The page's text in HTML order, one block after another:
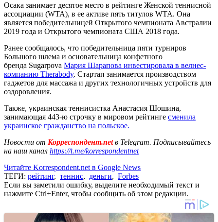
Осака занимает десятое место в рейтинге Женской теннисной
ассоциации (WTA), в ее активе пять титулов WTA. Она
является победительницей Открытого чемпионата Австралии
2019 года и Открытого чемпионата США 2018 года.
Ранее сообщалось, что победительница пяти турниров
Большого шлема и основательница конфетного
бренда Sugarpova Мария Шарапова инвестировала в велнес-
компанию Therabody. Стартап занимается производством
гаджетов для массажа и других технологичных устройств для
оздоровления.
Также, украинская теннисистка Анастасия Шошина,
занимающая 443-ю строчку в мировом рейтинге сменила
украинское гражданство на польское.
Новости от Корреспондент.netв Telegram. Подписывайтесь
на наш канал https://t.me/korrespondentnet
Читайте Korrespondent.net в Google News
ТЕГИ: рейтинг, теннис, деньги, Forbes
Если вы заметили ошибку, выделите необходимый текст и
нажмите Ctrl+Enter, чтобы сообщить об этом редакции.